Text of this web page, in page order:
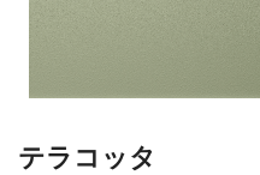
テラコッタ